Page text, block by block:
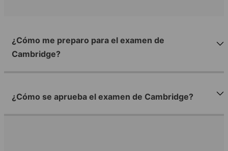
¿Cómo me preparo para el examen de
Cambridge?
¿Cómo se aprueba el examen de Cambridge?